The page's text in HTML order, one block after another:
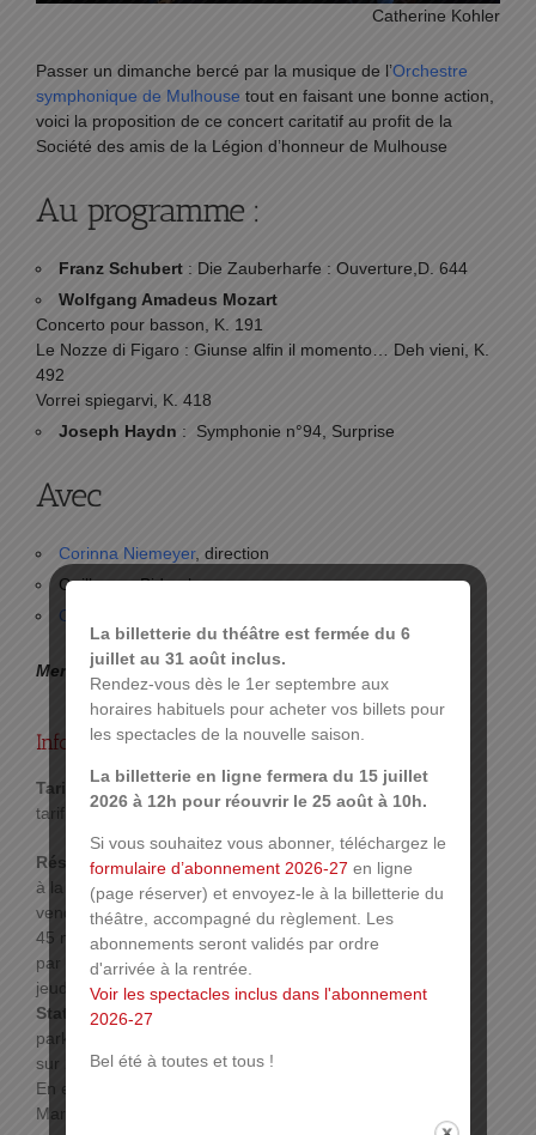
Catherine Kohler
Passer un dimanche bercé par la musique de l’Orchestre
symphonique de Mulhouse tout en faisant une bonne action,
voici la proposition de ce concert caritatif au profit de la
Société des amis de la Légion d’honneur de Mulhouse
Au programme :
Franz Schubert : Die Zauberharfe : Ouverture,D. 644
Wolfgang Amadeus Mozart
Concerto pour basson, K. 191
Le Nozze di Figaro : Giunse alfin il momento… Deh vieni, K.
492
Vorrei spiegarvi, K. 418
Joseph Haydn : Symphonie n°94, Surprise
Avec
Corinna Niemeyer, direction
Guillaume Bidar, basson
Odile Heimburger
Mercredi 24 novembre à 17h.
Infos pratiques :
Tarif :
tarif unique : 20 €.
Réservations :
à la caisse du théâtre les lundi, mardi, jeudi et
vendredi de 10h30 à 12h30 et de 16h à 18h30 et
45 minutes avant le début du spectacle,
par téléphone au 03 89 33 78 01 les lundi, mardi,
jeudi et vendredi de 14h30 à 16h.
Stationnement :
parking des Maréchaux, ouvert tous les jours 24h
sur 24h. Forfait 1 € de 19h à 1h et 2 € de 1h à 7h.
En empruntant l’issue piétonne « Cour des
Maréchaux », la sortie du parking s’effectue à
La billetterie du théâtre est fermée du 6
juillet au 31 août inclus.
Rendez-vous dès le 1er septembre aux
horaires habituels pour acheter vos billets pour
les spectacles de la nouvelle saison.
La billetterie en ligne fermera du 15 juillet
2026 à 12h pour réouvrir le 25 août à 10h.
Si vous souhaitez vous abonner, téléchargez le
formulaire d’abonnement 2026-27 en ligne
(page réserver) et envoyez-le à la billetterie du
théâtre, accompagné du règlement. Les
abonnements seront validés par ordre
d'arrivée à la rentrée.
Voir les spectacles inclus dans l'abonnement
2026-27
Bel été à toutes et tous !